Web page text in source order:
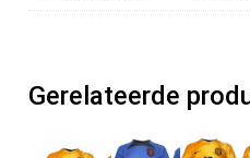
Gerelateerde